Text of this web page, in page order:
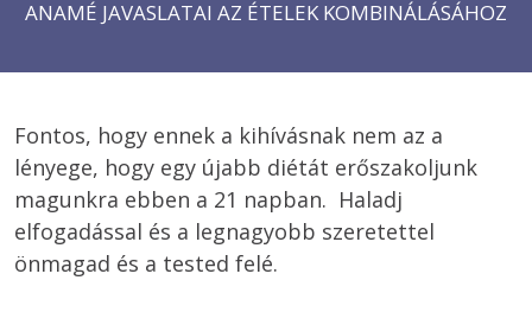
ANAMÉ JAVASLATAI AZ ÉTELEK KOMBINÁLÁSÁHOZ
Fontos, hogy ennek a kihívásnak nem az a
lényege, hogy egy újabb diétát erőszakoljunk
magunkra ebben a 21 napban.  Haladj
elfogadással és a legnagyobb szeretettel
önmagad és a tested felé.